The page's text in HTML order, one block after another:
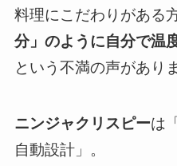
料理にこだわりがある
分」のように自分で温
という不満の声があり
ニンジャクリスピーは
自動設計」。